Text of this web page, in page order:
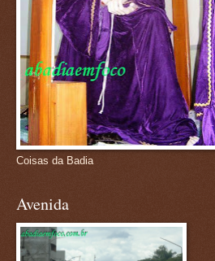
Coisas da Badia
Avenida